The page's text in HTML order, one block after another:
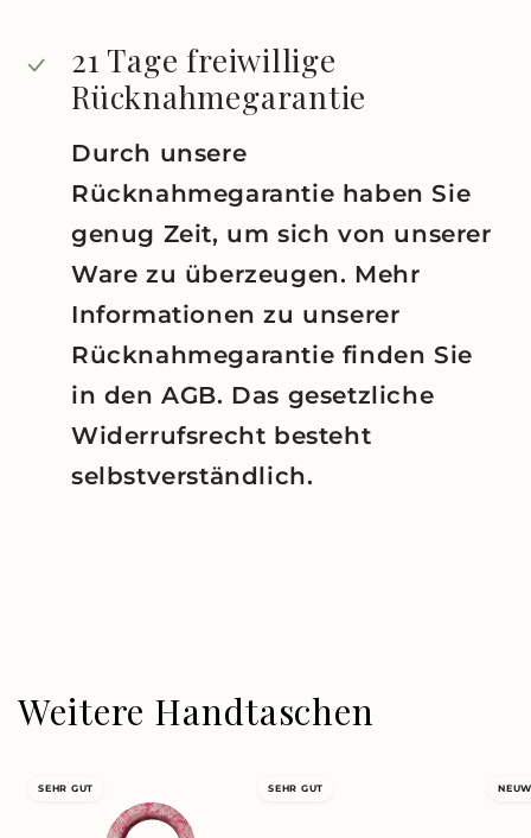
21 Tage freiwillige
Rücknahmegarantie
Durch unsere
Rücknahmegarantie haben Sie
genug Zeit, um sich von unserer
Ware zu überzeugen. Mehr
Informationen zu unserer
Rücknahmegarantie finden Sie
in den AGB. Das gesetzliche
Widerrufsrecht besteht
selbstverständlich.
Weitere Handtaschen
SEHR GUT SEHR GUT